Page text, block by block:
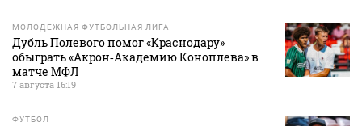
МОЛОДЕЖНАЯ ФУТБОЛЬНАЯ ЛИГА
Дубль Полевого помог «Краснодару»
обыграть «Акрон‑Академию Коноплева» в
матче МФЛ
7 августа 16:19
ФУТБОЛ